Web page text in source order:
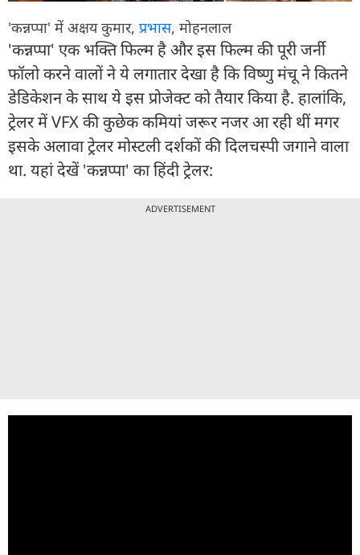
'कन्नप्पा' में अक्षय कुमार, प्रभास, मोहनलाल
'कन्नप्पा' एक भक्ति फिल्म है और इस फिल्म की पूरी जर्नी
फॉलो करने वालों ने ये लगातार देखा है कि विष्णु मंचू ने कितने
डेडिकेशन के साथ ये इस प्रोजेक्ट को तैयार किया है. हालांकि,
ट्रेलर में VFX की कुछेक कमियां जरूर नजर आ रही थीं मगर
इसके अलावा ट्रेलर मोस्टली दर्शकों की दिलचस्पी जगाने वाला
था. यहां देखें 'कन्नप्पा' का हिंदी ट्रेलर:
ADVERTISEMENT